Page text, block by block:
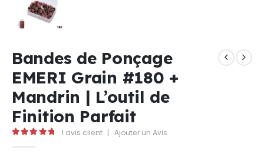
Bandes de Ponçage
EMERI Grain #180 +
Mandrin | L’outil de
Finition Parfait
1 avis client | Ajouter un Avis